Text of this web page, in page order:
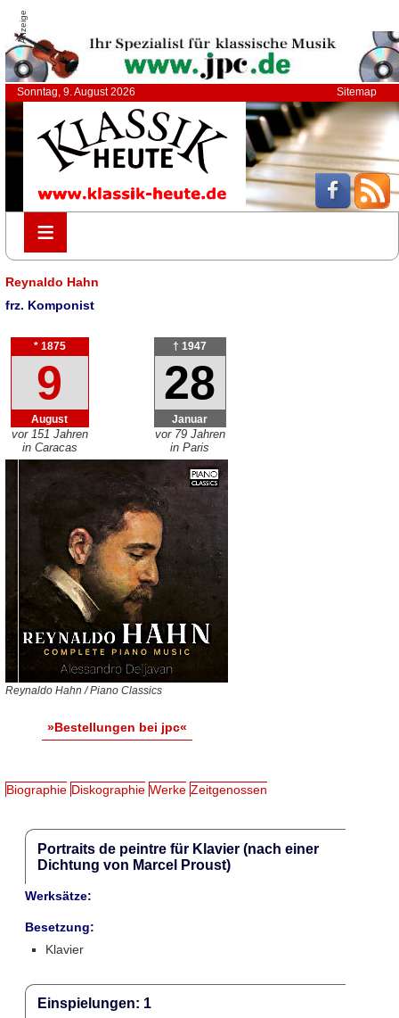
Anzeige
Sonntag, 9. August 2026 Sitemap
≡
≡
Reynaldo Hahn
frz. Komponist
* 1875
9
August
vor 151 Jahren
in Caracas
† 1947
28
Januar
vor 79 Jahren
in Paris
Reynaldo Hahn / Piano Classics
»Bestellungen bei jpc«
Biographie Diskographie Werke Zeitgenossen
Portraits de peintre für Klavier (nach einer
Dichtung von Marcel Proust)
Werksätze:
Besetzung:
Klavier
Einspielungen: 1